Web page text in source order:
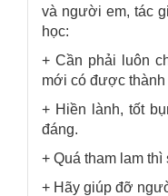
và người em, tác
học:
+ Cần phải luôn
mới có được thành
+ Hiền lành, tốt
đáng.
+ Quá tham lam
+ Hãy giúp đỡ